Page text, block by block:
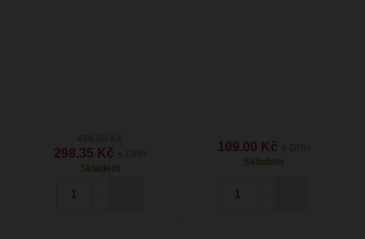
298.35 Kč
Skladem
109.00 Kč
Skladem